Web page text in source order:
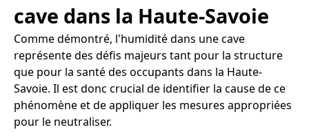
cave dans la Haute-Savoie
Comme démontré, l'humidité dans une cave
représente des défis majeurs tant pour la structure
que pour la santé des occupants dans la Haute-
Savoie. Il est donc crucial de identifier la cause de ce
phénomène et de appliquer les mesures appropriées
pour le neutraliser.